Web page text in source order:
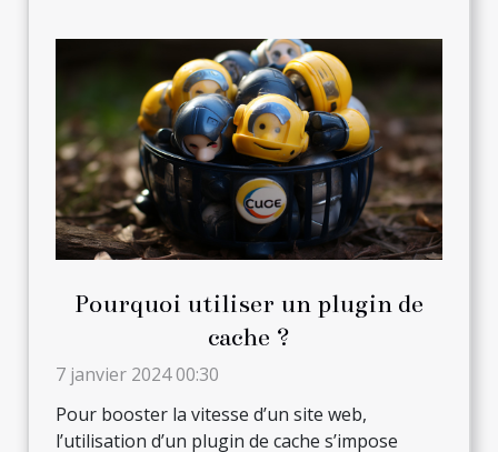
Pourquoi utiliser un plugin de
cache ?
7 janvier 2024 00:30
Pour booster la vitesse d’un site web,
l’utilisation d’un plugin de cache s’impose